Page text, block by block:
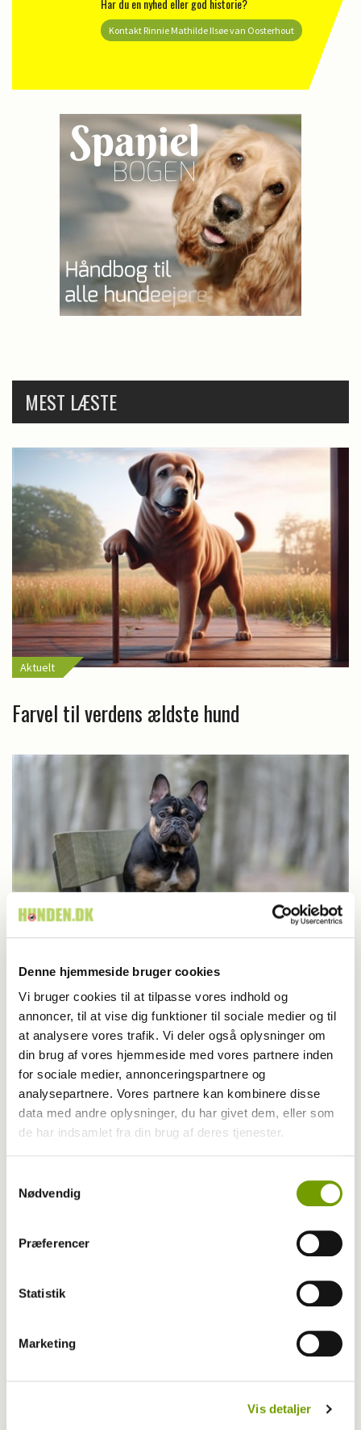
Denne hjemmeside bruger cookies
Vi bruger cookies til at tilpasse vores indhold og
annoncer, til at vise dig funktioner til sociale medier og til
at analysere vores trafik. Vi deler også oplysninger om
din brug af vores hjemmeside med vores partnere inden
for sociale medier, annonceringspartnere og
analysepartnere. Vores partnere kan kombinere disse
data med andre oplysninger, du har givet dem, eller som
de har indsamlet fra din brug af deres tjenester.
Nødvendig
Præferencer
Statistik
Marketing
Vis detaljer
Kontakt Rinnie Mathilde Ilsøe van Oosterhout
MEST LÆSTE
Aktuelt
Farvel til verdens ældste hund
Britisk racedebat handler ikke om nyt
forbud
Hvorfor graver hunden i kurven?